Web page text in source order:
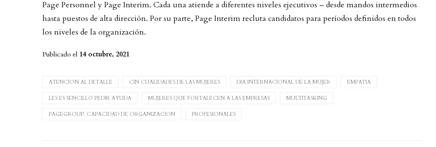
Page Personnel y Page Interim. Cada una atiende a diferentes niveles ejecutivos – desde mandos intermedios
hasta puestos de alta dirección. Por su parte, Page Interim recluta candidatos para períodos definidos en todos
los niveles de la organización.
Publicado el 14 octubre, 2021
ATENCION AL DETALLE CIN CUALIDADES DE LAS MUJERES DIA INTERNACIONAL DE LA MUJER EMPATIA
LES ES SENCILLO PEDIR AYUDA MUJERES QUE FORTALECEN A LAS EMPRESAS MULTITASKING
PAGEGROUP. CAPACIDAD DE ORGANIZACION PROFESIONALES